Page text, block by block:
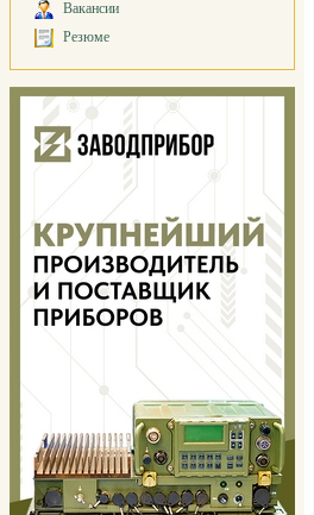
Вакансии
Резюме